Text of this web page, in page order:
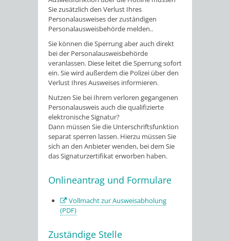
Sie zusätzlich den Verlust Ihres
Personalausweises der zuständigen
Personalausweisbehörde melden..
Sie können die Sperrung aber auch direkt
bei der Personalausweisbehörde
veranlassen. Diese leitet die Sperrung sofort
ein. Sie wird außerdem die Polizei über den
Verlust Ihres Ausweises informieren.
Nutzen Sie bei Ihrem verloren gegangenen
Personalausweis auch diequalifizierte
elektronische Signatur?
Dann müssen Sie die Unterschriftsfunktion
separat sperren lassen. Hierzu müssen Sie
sich an den Anbieter wenden, bei dem Sie
das Signaturzertifikat erworben haben.
Onlineantrag und Formulare
Vollmacht zur Ausweisabholung
(PDF)
Zuständige Stelle